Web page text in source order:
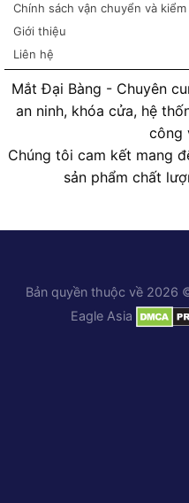
Chính sách vận chuyển và
Giới thiệu
Liên hệ
Mắt Đại Bàng - Chuyên
an ninh, khóa cửa, hệ
công
Chúng tôi cam kết mang
sản phẩm chất
Bản quyền thuộc về 2026
Eagle Asia